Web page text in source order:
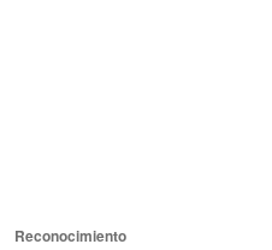
Reconocimiento